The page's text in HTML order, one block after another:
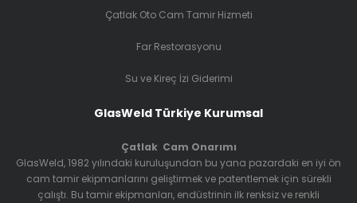
Çatlak Oto Cam Tamir Hizmeti
Far Restorasyonu
Su ve Kireç İzi Giderimi
GlasWeld Türkiye Kurumsal
Çatlak Cam Onarımı
GlasWeld, 1982 yılındaki kuruluşundan bu yana pazardaki en iyi ön
cam tamir ekipmanlarını geliştirmek ve patentlemek için sürekli
çalıştı. Bu tamir ekipmanları, endüstrinin ilk renksiz ve renkli